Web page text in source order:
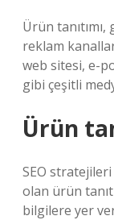
Ürün
reklam
web sitesi, e-
gibi çeşitli
Ürün
SEO
olan ürün
bilgilere yer